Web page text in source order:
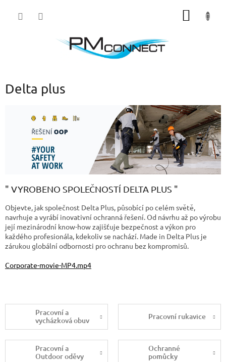
Delta plus
" VYROBENO SPOLEČNOSTÍ DELTA PLUS "
Objevte, jak společnost Delta Plus, působící po celém světě,
navrhuje a vyrábí inovativní ochranná řešení. Od návrhu až po výrobu
její mezinárodní know-how zajišťuje bezpečnost a výkon pro
každého profesionála, kdekoliv se nachází. Made in Delta Plus je
zárukou globální odbornosti pro ochranu bez kompromisů.
Corporate-movie-MP4.mp4
Pracovní a
vycházková obuv
Pracovní rukavice
Pracovní a
Outdoor oděvy
Ochranné
pomůcky